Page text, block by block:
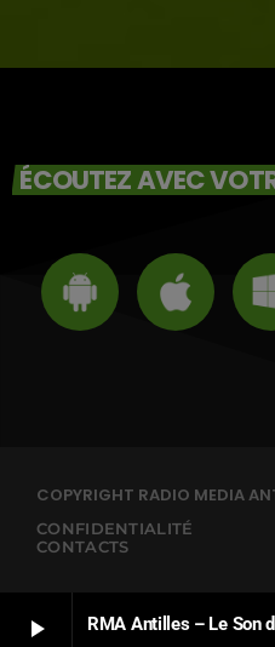
play_arrow RMA Antilles – Le Son
ÉCOUTEZ AVEC
COPYRIGHT RADIO MEDIA
CONFIDENTIALITÉ
CONTACTS